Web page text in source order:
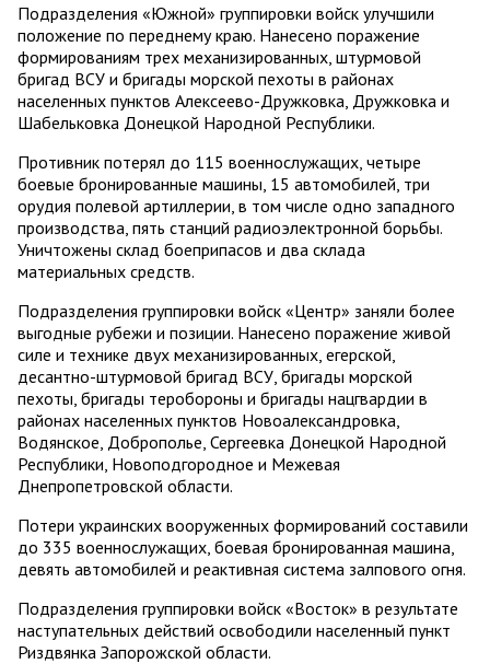
Подразделения «Южной» группировки войск улучшили
положение по переднему краю. Нанесено поражение
формированиям трех механизированных, штурмовой
бригад ВСУ и бригады морской пехоты в районах
населенных пунктов Алексеево-Дружковка, Дружковка и
Шабельковка Донецкой Народной Республики.
Противник потерял до 115 военнослужащих, четыре
боевые бронированные машины, 15 автомобилей, три
орудия полевой артиллерии, в том числе одно западного
производства, пять станций радиоэлектронной борьбы.
Уничтожены склад боеприпасов и два склада
материальных средств.
Подразделения группировки войск «Центр» заняли более
выгодные рубежи и позиции. Нанесено поражение живой
силе и технике двух механизированных, егерской,
десантно-штурмовой бригад ВСУ, бригады морской
пехоты, бригады теробороны и бригады нацгвардии в
районах населенных пунктов Новоалександровка,
Водянское, Доброполье, Сергеевка Донецкой Народной
Республики, Новоподгородное и Межевая
Днепропетровской области.
Потери украинских вооруженных формирований составили
до 335 военнослужащих, боевая бронированная машина,
девять автомобилей и реактивная система залпового огня.
Подразделения группировки войск «Восток» в результате
наступательных действий освободили населенный пункт
Риздвянка Запорожской области.